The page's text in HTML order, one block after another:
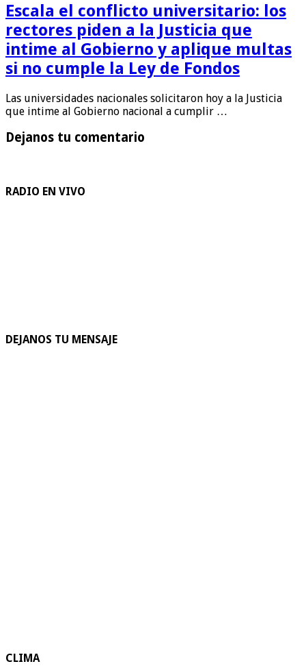
Escala el conflicto universitario: los
rectores piden a la Justicia que
intime al Gobierno y aplique multas
si no cumple la Ley de Fondos
Las universidades nacionales solicitaron hoy a la Justicia
que intime al Gobierno nacional a cumplir …
Dejanos tu comentario
RADIO EN VIVO
DEJANOS TU MENSAJE
CLIMA